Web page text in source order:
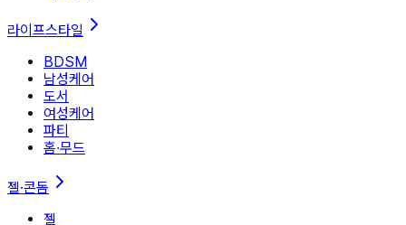
라이프스타일
BDSM
남성케어
도서
여성케어
파티
홈∙무드
젤·콘돔
젤